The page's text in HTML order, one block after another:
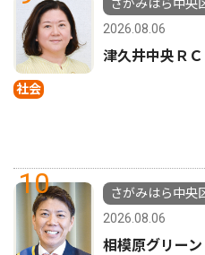
社会
さがみはら中央
2026.08.06
津久井中央ＲＣ
10
さがみはら中央
2026.08.06
相模原グリーン